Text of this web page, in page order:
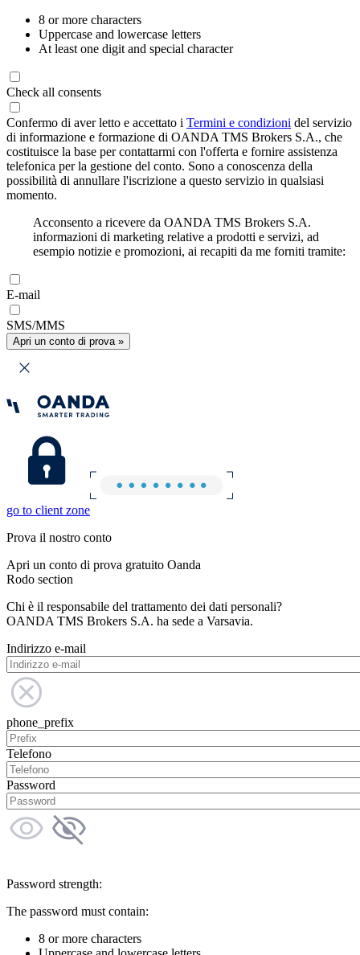
8 or more characters
Uppercase and lowercase letters
At least one digit and special character
Check all consents
Confermo di aver letto e accettato i Termini e condizioni del servizio
di informazione e formazione di OANDA TMS Brokers S.A., che
costituisce la base per contattarmi con l'offerta e fornire assistenza
telefonica per la gestione del conto. Sono a conoscenza della
possibilità di annullare l'iscrizione a questo servizio in qualsiasi
momento.
Acconsento a ricevere da OANDA TMS Brokers S.A.
informazioni di marketing relative a prodotti e servizi, ad
esempio notizie e promozioni, ai recapiti da me forniti tramite:
E-mail
SMS/MMS
Apri un conto di prova »
go to client zone
Prova il nostro conto
Apri un conto di prova gratuito Oanda
Rodo section
Chi è il responsabile del trattamento dei dati personali?
OANDA TMS Brokers S.A. ha sede a Varsavia.
Indirizzo e-mail
phone_prefix
Telefono
Password
Password strength:
The password must contain:
8 or more characters